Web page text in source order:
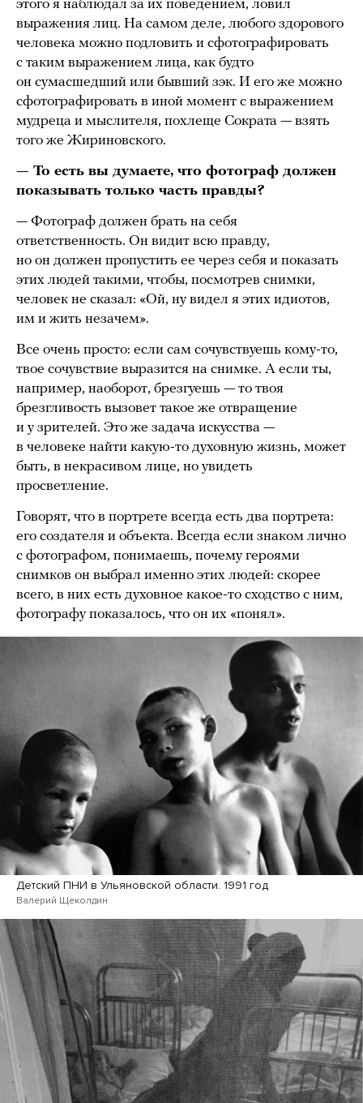
этого я наблюдал за их поведением, ловил
выражения лиц. На самом деле, любого здорового
человека можно подловить и сфотографировать
с таким выражением лица, как будто
он сумасшедший или бывший зэк. И его же можно
сфотографировать в иной момент с выражением
мудреца и мыслителя, похлеще Сократа — взять
того же Жириновского.
— То есть вы думаете, что фотограф должен
показывать только часть правды?
— Фотограф должен брать на себя
ответственность. Он видит всю правду,
но он должен пропустить ее через себя и показать
этих людей такими, чтобы, посмотрев снимки,
человек не сказал: «Ой, ну видел я этих идиотов,
им и жить незачем».
Все очень просто: если сам сочувствуешь кому-то,
твое сочувствие выразится на снимке. А если ты,
например, наоборот, брезгуешь — то твоя
брезгливость вызовет такое же отвращение
и у зрителей. Это же задача искусства —
в человеке найти какую-то духовную жизнь, может
быть, в некрасивом лице, но увидеть
просветление.
Говорят, что в портрете всегда есть два портрета:
его создателя и объекта. Всегда если знаком лично
с фотографом, понимаешь, почему героями
снимков он выбрал именно этих людей: скорее
всего, в них есть духовное какое-то сходство с ним,
фотографу показалось, что он их «понял».
Детский ПНИ в Ульяновской области. 1991 год
Валерий Щеколдин